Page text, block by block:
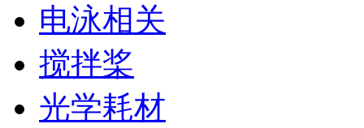
电泳相关
搅拌桨
光学耗材